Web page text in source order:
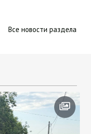
Все новости раздела